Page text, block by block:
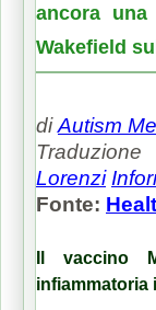
ancora
Wakefield
di Autism
Lorenzi
Fonte:
Il vaccino
infiammatoria